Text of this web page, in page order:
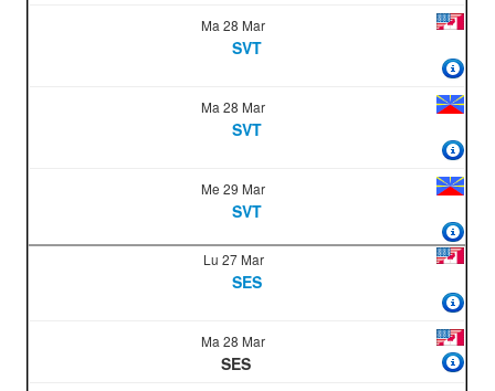
Ma 28 Mar
SVT
Ma 28 Mar
SVT
Me 29 Mar
SVT
Lu 27 Mar
SES
Ma 28 Mar
SES